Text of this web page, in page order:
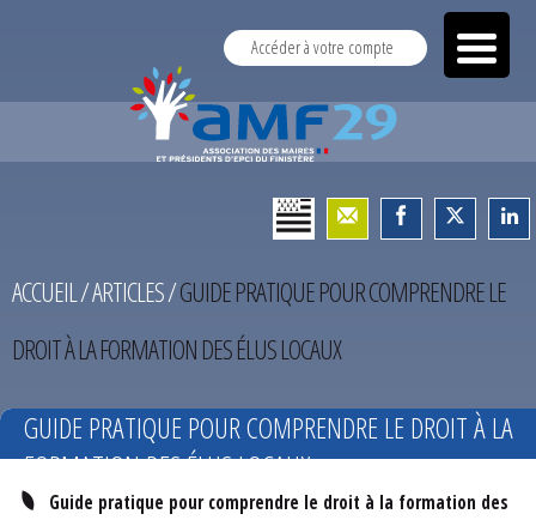
Accéder à votre compte
ACCUEIL/ARTICLES/GUIDE PRATIQUE POUR COMPRENDRE LE
DROIT À LA FORMATION DES ÉLUS LOCAUX
GUIDE PRATIQUE POUR COMPRENDRE LE DROIT À LA
FORMATION DES ÉLUS LOCAUX
Guide pratique pour comprendre le droit à la formation des